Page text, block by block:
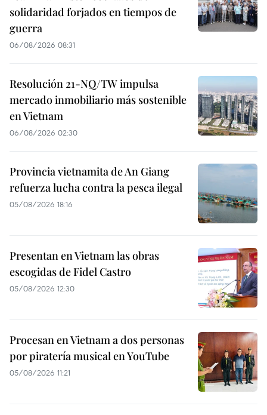
solidaridad forjados en tiempos de
guerra
06/08/2026 08:31
Resolución 21-NQ/TW impulsa
mercado inmobiliario más sostenible
en Vietnam
06/08/2026 02:30
Provincia vietnamita de An Giang
refuerza lucha contra la pesca ilegal
05/08/2026 18:16
Presentan en Vietnam las obras
escogidas de Fidel Castro
05/08/2026 12:30
Procesan en Vietnam a dos personas
por piratería musical en YouTube
05/08/2026 11:21